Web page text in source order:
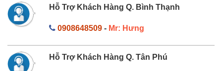
Hỗ Trợ Khách Hàng Q. Bình Thạnh
0908648509- Mr: Hưng
Hỗ Trợ Khách Hàng Q. Tân Phú